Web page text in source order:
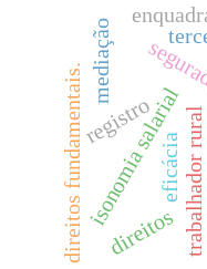
trabalhador rural
isonomia salarial
eficácia
direitos fundamentais.registro
direitos
mediação